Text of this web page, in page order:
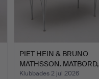
PIET HEIN & BRUNO
MATHSSON. MATBORD,
"SUPE…
Klubbades 2 jul 2026